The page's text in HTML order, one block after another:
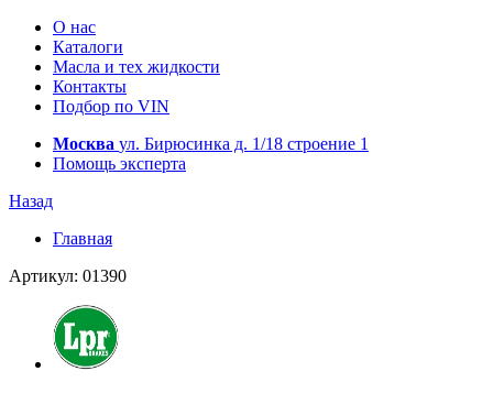
О нас
Каталоги
Масла и тех жидкости
Контакты
Подбор по VIN
Москва ул. Бирюсинка д. 1/18 строение 1
Помощь эксперта
Назад
Главная
Артикул: 01390